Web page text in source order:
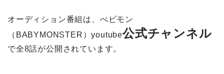
オーディション番組は、 べビモン
（BABYMONSTER）youtube公式チャンネル
で全8話が公開されています。